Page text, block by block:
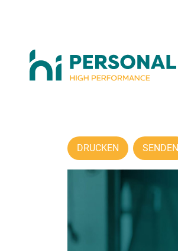
DRUCKEN SENDEN